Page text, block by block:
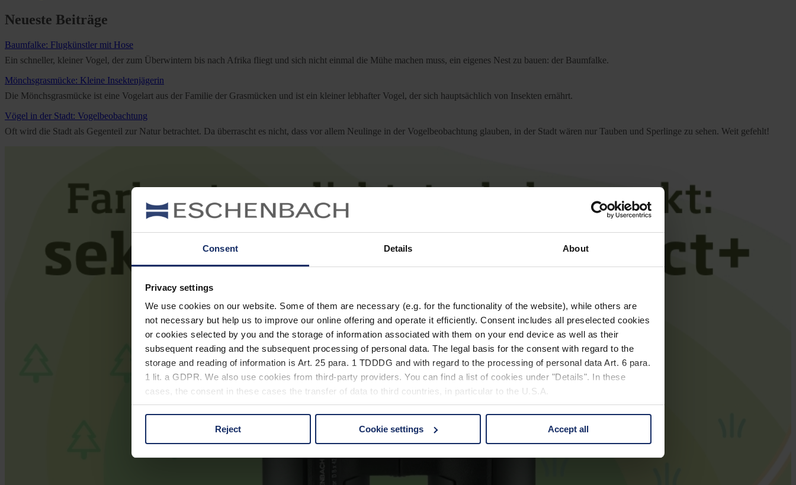
Consent Details About
Privacy settings
We use cookies on our website. Some of them are necessary (e.g. for the functionality of the website), while others are
not necessary but help us to improve our online offering and operate it efficiently. Consent includes all preselected cookies
or cookies selected by you and the storage of information associated with them on your end device as well as their
subsequent reading and the subsequent processing of personal data. The legal basis for the consent with regard to the
storage and reading of information is Art. 25 para. 1 TDDDG and with regard to the processing of personal data Art. 6 para.
1 lit. a GDPR. We also use cookies from third-party providers. You can find a list of cookies under "Details". In these
cases, the consent in these cases the transfer of data to third countries, in particular to the U.S.A.
You can consent to the use of non-essential cookies by clicking on the "Accept all" button or change your mind by clicking
Reject Cookie settings Accept all
Neueste Beiträge
Baumfalke: Flugkünstler mit Hose
Ein schneller, kleiner Vogel, der zum Überwintern bis nach Afrika fliegt und sich nicht einmal die Mühe machen muss, ein eigenes Nest zu bauen: der Baumfalke.
Mönchsgrasmücke: Kleine Insektenjägerin
Die Mönchsgrasmücke ist eine Vogelart aus der Familie der Grasmücken und ist ein kleiner lebhafter Vogel, der sich hauptsächlich von Insekten ernährt.
Vögel in der Stadt: Vogelbeobachtung
Oft wird die Stadt als Gegenteil zur Natur betrachtet. Da überrascht es nicht, dass vor allem Neulinge in der Vogelbeobachtung glauben, in der Stadt wären nur Tauben und Sperlinge zu sehen. Weit gefehlt!